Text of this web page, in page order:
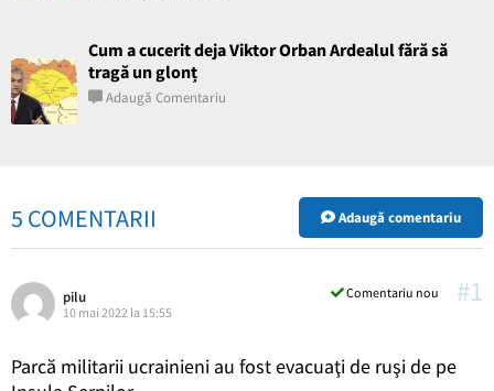
Cum a cucerit deja Viktor Orban Ardealul fără să
tragă un glonț
Adaugă Comentariu
5 COMENTARII Adaugă comentariu
#1
Comentariu nou
pilu
10 mai 2022 la 15:55
Parcă militarii ucrainieni au fost evacuaţi de ruşi de pe